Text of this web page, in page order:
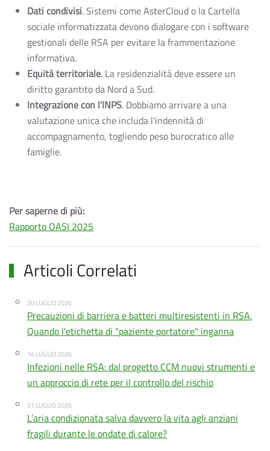
Dati condivisi. Sistemi come AsterCloud o la Cartella
sociale informatizzata devono dialogare con i software
gestionali delle RSA per evitare la frammentazione
informativa.
Equità territoriale. La residenzialità deve essere un
diritto garantito da Nord a Sud.
Integrazione con l’INPS. Dobbiamo arrivare a una
valutazione unica che includa l'indennità di
accompagnamento, togliendo peso burocratico alle
famiglie.
Per saperne di più:
Rapporto OASI 2025
Articoli Correlati
20 LUGLIO 2026
Precauzioni di barriera e batteri multiresistenti in RSA.
Quando l'etichetta di "paziente portatore" inganna
14 LUGLIO 2026
Infezioni nelle RSA: dal progetto CCM nuovi strumenti e
un approccio di rete per il controllo del rischio
01 LUGLIO 2026
L’aria condizionata salva davvero la vita agli anziani
fragili durante le ondate di calore?